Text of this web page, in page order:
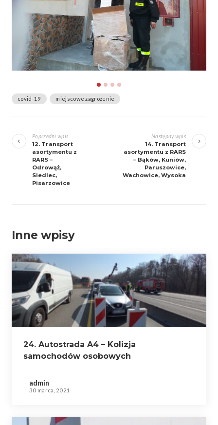
covid-19 miejscowe zagrożenie
wpisyPoprzedni wpis
12. Transport
asortymentu z
RARS –
Odrowąż,
Siedlec,
Pisarzowice
Następny wpis
14. Transport
asortymentu z RARS
– Bąków, Kuniów,
Paruszowice,
Wachowice, Wysoka
Inne wpisy
24. Autostrada A4 – Kolizja
samochodów osobowych
admin
30 marca, 2021